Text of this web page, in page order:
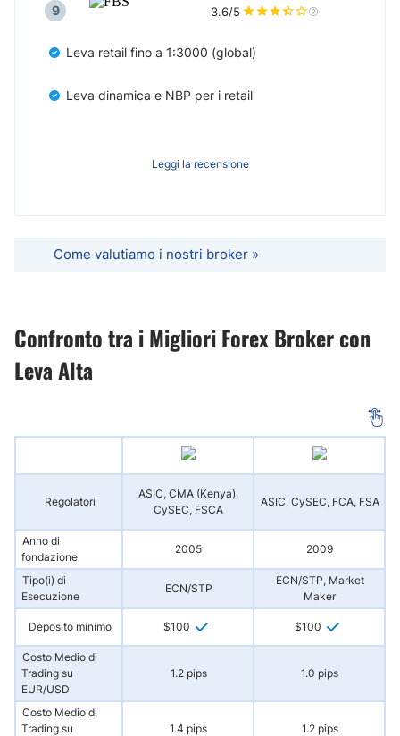
Leggi la recensione
9 3.6/5
Leva retail fino a 1:3000 (global)
Leva dinamica e NBP per i retail
Come valutiamo i nostri broker »
Confronto tra i Migliori Forex Broker con
Leva Alta
Regolatori
ASIC, CMA (Kenya),
CySEC, FSCA
ASIC, CySEC, FCA, FSA
Anno di
fondazione
2005 2009
Tipo(i) di
Esecuzione
ECN/STP
ECN/STP, Market
Maker
Deposito minimo $100 $100
Costo Medio di
Trading su
EUR/USD
1.2 pips 1.0 pips
Costo Medio di
Trading su
1.4 pips 1.2 pips